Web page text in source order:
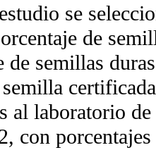
se
de
de semillas
al laboratorio
con